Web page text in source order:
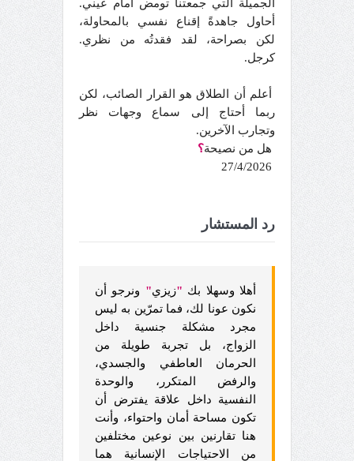
الجميلة التي جمعتنا تومض أمام عيني.
أحاول جاهدةً إقناع نفسي بالمحاولة،
لكن بصراحة، لقد فقدتُه من نظري.
كرجل.
أعلم أن الطلاق هو القرار الصائب، لكن
ربما أحتاج إلى سماع وجهات نظر
وتجارب الآخرين.
هل من نصيحة؟
27/4/2026
رد المستشار
أهلا وسهلا بك "زيزي" ونرجو أن
نكون عونا لك، فما تمرّين به ليس
مجرد مشكلة جنسية داخل
الزواج، بل تجربة طويلة من
الحرمان العاطفي والجسدي،
والرفض المتكرر، والوحدة
النفسية داخل علاقة يفترض أن
تكون مساحة أمان واحتواء، وأنت
هنا تقارنين بين نوعين مختلفين
من الاحتياجات الإنسانية هما